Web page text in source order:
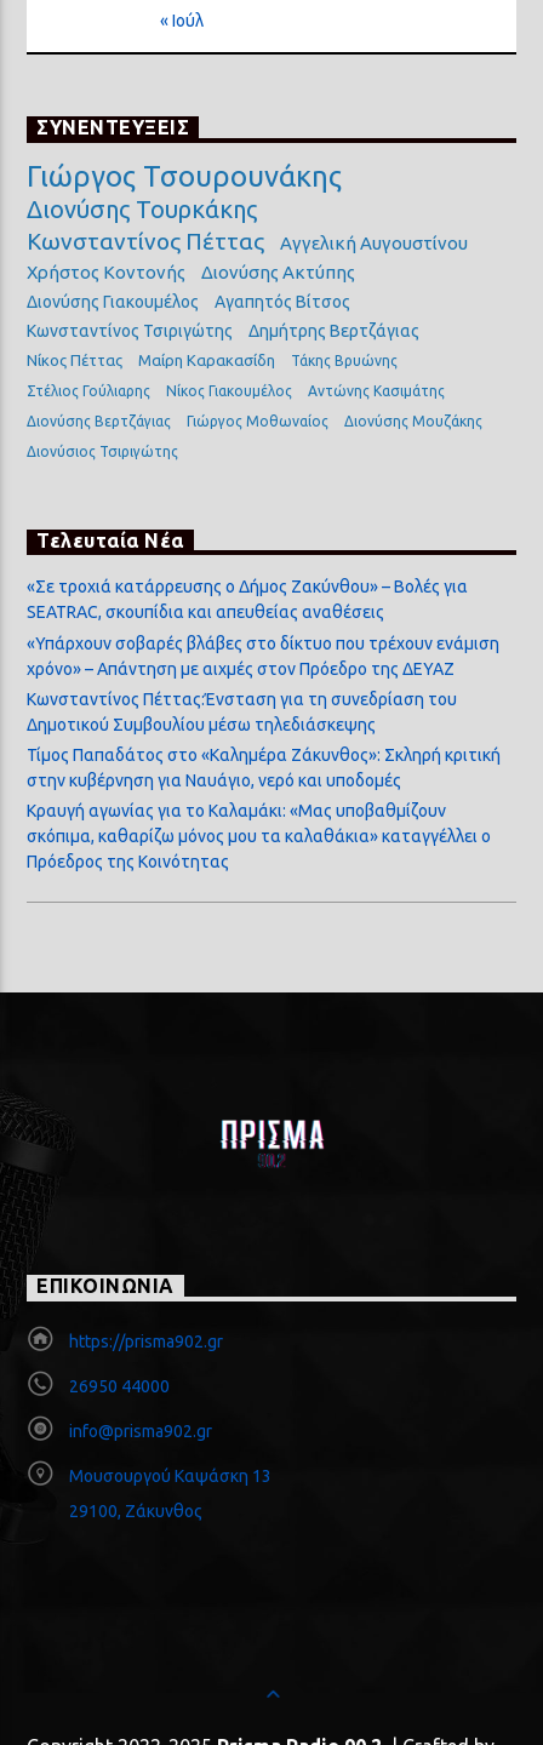
« Ιούλ
ΣΥΝΕΝΤΕΥΞΕΙΣ
Γιώργος Τσουρουνάκης
Διονύσης Τουρκάκης
Κωνσταντίνος Πέττας
Αγγελική Αυγουστίνου
Χρήστος Κοντονής
Διονύσης Ακτύπης
Διονύσης Γιακουμέλος
Αγαπητός Βίτσος
Κωνσταντίνος Τσιριγώτης
Δημήτρης Βερτζάγιας
Νίκος Πέττας Μαίρη Καρακασίδη
Τάκης Βρυώνης
Στέλιος Γούλιαρης
Νίκος Γιακουμέλος
Αντώνης Κασιμάτης
Διονύσης Βερτζάγιας
Γιώργος Μοθωναίος
Διονύσης Μουζάκης
Διονύσιος Τσιριγώτης
Τελευταία Νέα
«Σε τροχιά κατάρρευσης ο Δήμος Ζακύνθου» – Βολές για
SEATRAC, σκουπίδια και απευθείας αναθέσεις
«Υπάρχουν σοβαρές βλάβες στο δίκτυο που τρέχουν ενάμιση
χρόνο» – Απάντηση με αιχμές στον Πρόεδρο της ΔΕΥΑΖ
Κωνσταντίνος Πέττας:Ένσταση για τη συνεδρίαση του
Δημοτικού Συμβουλίου μέσω τηλεδιάσκεψης
Τίμος Παπαδάτος στο «Καλημέρα Ζάκυνθος»: Σκληρή κριτική
στην κυβέρνηση για Ναυάγιο, νερό και υποδομές
Κραυγή αγωνίας για το Καλαμάκι: «Μας υποβαθμίζουν
σκόπιμα, καθαρίζω μόνος μου τα καλαθάκια» καταγγέλλει ο
Πρόεδρος της Κοινότητας
ΕΠΙΚΟΙΝΩΝΙΑ
https://prisma902.gr
26950 44000
info@prisma902.gr
Μουσουργού Καψάσκη 13
29100, Ζάκυνθος